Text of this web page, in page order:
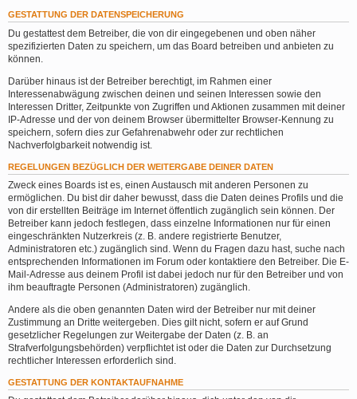
GESTATTUNG DER DATENSPEICHERUNG
Du gestattest dem Betreiber, die von dir eingegebenen und oben näher
spezifizierten Daten zu speichern, um das Board betreiben und anbieten zu
können.
Darüber hinaus ist der Betreiber berechtigt, im Rahmen einer
Interessenabwägung zwischen deinen und seinen Interessen sowie den
Interessen Dritter, Zeitpunkte von Zugriffen und Aktionen zusammen mit deiner
IP-Adresse und der von deinem Browser übermittelter Browser-Kennung zu
speichern, sofern dies zur Gefahrenabwehr oder zur rechtlichen
Nachverfolgbarkeit notwendig ist.
REGELUNGEN BEZÜGLICH DER WEITERGABE DEINER DATEN
Zweck eines Boards ist es, einen Austausch mit anderen Personen zu
ermöglichen. Du bist dir daher bewusst, dass die Daten deines Profils und die
von dir erstellten Beiträge im Internet öffentlich zugänglich sein können. Der
Betreiber kann jedoch festlegen, dass einzelne Informationen nur für einen
eingeschränkten Nutzerkreis (z. B. andere registrierte Benutzer,
Administratoren etc.) zugänglich sind. Wenn du Fragen dazu hast, suche nach
entsprechenden Informationen im Forum oder kontaktiere den Betreiber. Die E-
Mail-Adresse aus deinem Profil ist dabei jedoch nur für den Betreiber und von
ihm beauftragte Personen (Administratoren) zugänglich.
Andere als die oben genannten Daten wird der Betreiber nur mit deiner
Zustimmung an Dritte weitergeben. Dies gilt nicht, sofern er auf Grund
gesetzlicher Regelungen zur Weitergabe der Daten (z. B. an
Strafverfolgungsbehörden) verpflichtet ist oder die Daten zur Durchsetzung
rechtlicher Interessen erforderlich sind.
GESTATTUNG DER KONTAKTAUFNAHME